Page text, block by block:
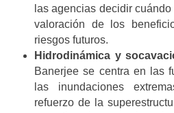
las agencias decidir
valoración de los
riesgos futuros.
Hidrodinámica y
Banerjee se centra en las
las inundaciones
refuerzo de la